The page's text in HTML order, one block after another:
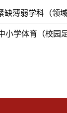
缺薄弱学科（领
小学体育（校园